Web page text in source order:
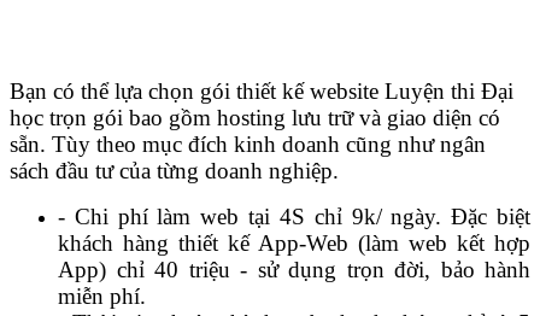
Bạn có thể lựa chọn gói thiết kế website Luyện thi Đại
học trọn gói bao gồm hosting lưu trữ và giao diện có
sẵn. Tùy theo mục đích kinh doanh cũng như ngân
sách đầu tư của từng doanh nghiệp.
- Chi phí làm web tại 4S chỉ 9k/ ngày. Đặc biệt
khách hàng thiết kế App-Web (làm web kết hợp
App) chỉ 40 triệu - sử dụng trọn đời, bảo hành
miễn phí.